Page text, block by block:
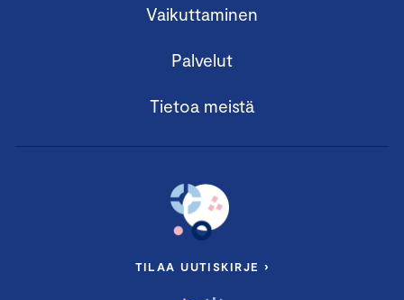
Vaikuttaminen
Palvelut
Tietoa meistä
TILAA UUTISKIRJE ›